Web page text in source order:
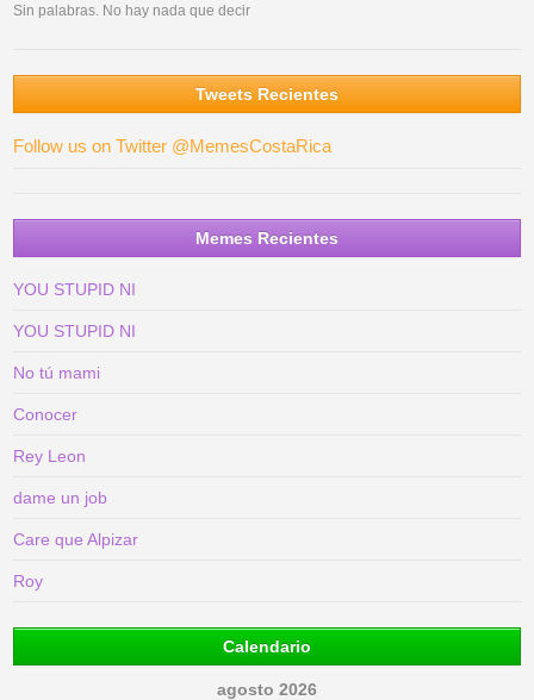
Sin palabras. No hay nada que decir
Tweets Recientes
Follow us on Twitter @MemesCostaRica
Memes Recientes
YOU STUPID NI
YOU STUPID NI
No tú mami
Conocer
Rey Leon
dame un job
Care que Alpizar
Roy
Calendario
agosto 2026